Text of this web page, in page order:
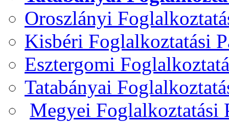
Oroszlányi
Kisbéri Foglalkoztatási
Esztergomi
Tatabányai
Megyei Foglalkoztatási